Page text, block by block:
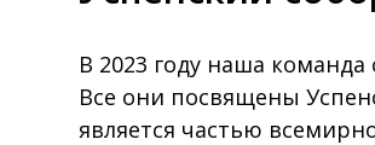
В 2023 году наша
Все они посвящены
является частью